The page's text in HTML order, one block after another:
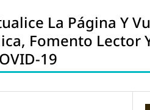
La Página Y
Fomento Lector
19